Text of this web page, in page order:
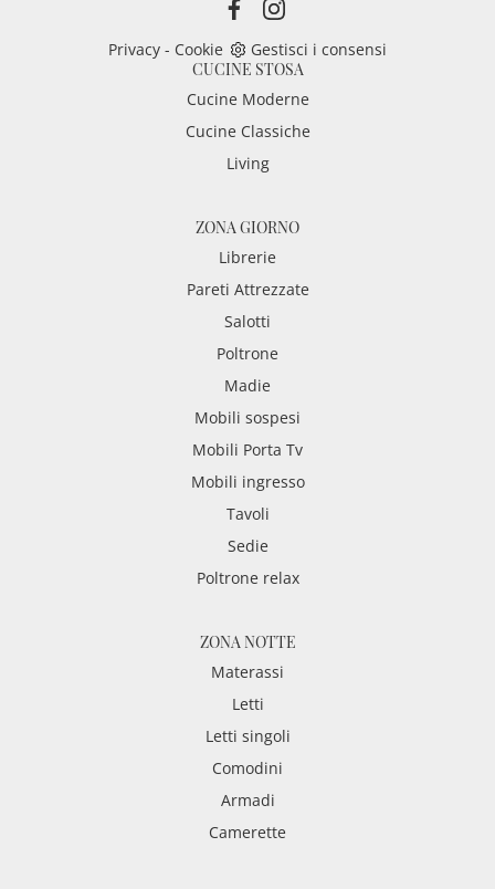
Privacy - Cookie
Gestisci i consensi
CUCINE STOSA
Cucine Moderne
Cucine Classiche
Living
ZONA GIORNO
Librerie
Pareti Attrezzate
Salotti
Poltrone
Madie
Mobili sospesi
Mobili Porta Tv
Mobili ingresso
Tavoli
Sedie
Poltrone relax
ZONA NOTTE
Materassi
Letti
Letti singoli
Comodini
Armadi
Camerette